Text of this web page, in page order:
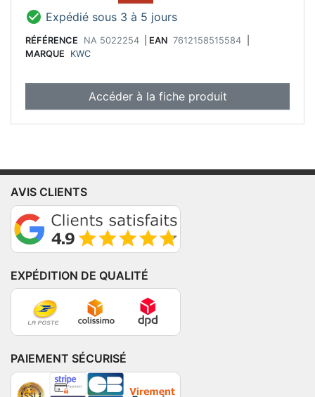
cuisine et convainc par son maniement
confortable.
 Expédié sous 3 à 5 jours
RÉFÉRENCE NA 5022254 EAN 7612158515584
MARQUE
KWC
Accéder à la fiche produit
AVIS CLIENTS
EXPÉDITION DE QUALITÉ
PAIEMENT SÉCURISÉ